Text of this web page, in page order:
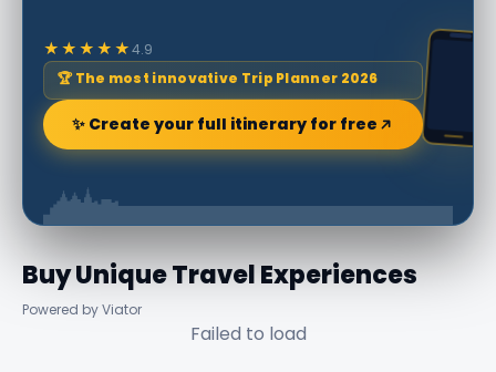
★★★★★4.9
🏆 The most innovative Trip Planner 2026
✨ Create your full itinerary for free
Buy Unique Travel Experiences
Powered by Viator
Failed to load